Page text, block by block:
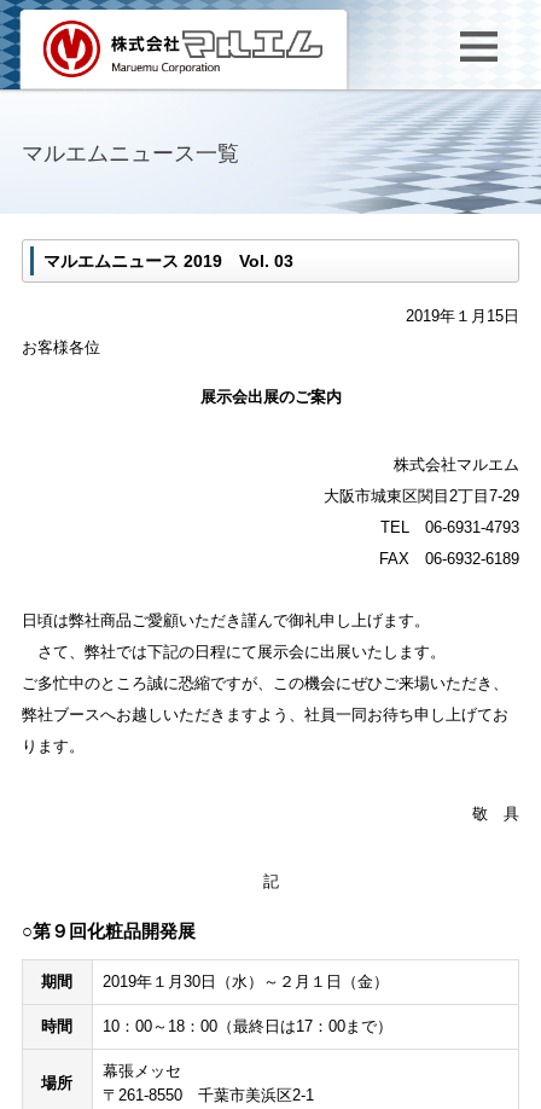
マルエムニュース一覧
マルエムニュース 2019 Vol. 03
2019年１月15日
お客様各位
展示会出展のご案内
株式会社マルエム
大阪市城東区関目2丁目7-29
TEL 06-6931-4793
FAX 06-6932-6189
日頃は弊社商品ご愛顧いただき謹んで御礼申し上げます。
さて、弊社では下記の日程にて展示会に出展いたします。
ご多忙中のところ誠に恐縮ですが、この機会にぜひご来場いただき、
弊社ブースへお越しいただきますよう、社員一同お待ち申し上げてお
ります。
敬 具
記
○第９回化粧品開発展
期間 2019年１月30日（水）～２月１日（金）
時間 10：00～18：00（最終日は17：00まで）
場所
幕張メッセ
〒261-8550 千葉市美浜区2-1